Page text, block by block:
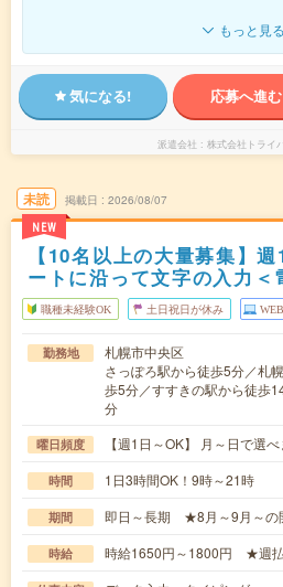
もっと見る
気になる! 応募へ進む
派遣会社 株式会社トライ
未読
NEW
掲載日 2026/08/07
【10名以上の大量募集】
ートに沿って文字の入力＜
職種未経験OK 土日祝日が休み
勤務地
札幌市中央区
さっぽろ駅から徒歩5分／札
歩5分／すすきの駅から徒歩
分
曜日頻度 【週1日～OK】 月～日で選べ
時間 1日3時間OK！9時～21時
期間 即日～長期 ★8月～9月～の
時給 時給1650円～1800円 ★週